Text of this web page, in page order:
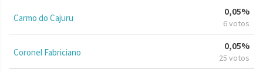
Carmo do Cajuru
0,05%
6 votos
Coronel Fabriciano
0,05%
25 votos